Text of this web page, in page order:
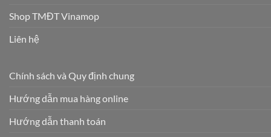
Shop TMĐT Vinamop
Liên hệ
Chính sách và Quy định chung
Hướng dẫn mua hàng online
Hướng dẫn thanh toán